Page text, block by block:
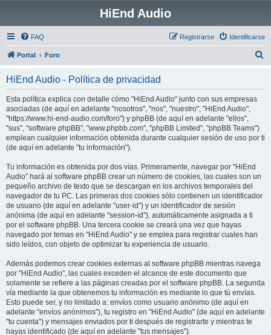
HiEnd Audio
FAQ Identificarse
Registrarse
Portal Foro
HiEnd Audio - Política de privacidad
Esta política explica con detalle cómo "HiEnd Audio" junto con sus empresas
asociadas (de aquí en adelante "nosotros", "nos", "nuestro", "HiEnd Audio",
"https://www.hi-end-audio.com/foro") y phpBB (de aquí en adelante "ellos",
"sus", "software phpBB", "www.phpbb.com", "phpBB Limited", "phpBB Teams")
emplean cualquier información obtenida durante cualquier sesión de uso por ti
(de aquí en adelante "tu información").
Tu información es obtenida por dos vías. Primeramente, navegar por "HiEnd
Audio" hará al software phpBB crear un número de cookies, las cuales son un
pequeño archivo de texto que se descargan en los archivos temporales del
navegador de tu PC. Las primeras dos cookies sólo contienen un identificador
de usuario (de aquí en adelante "user-id") y un identificador de sesión
anónima (de aquí en adelante "session-id"), automáticamente asignada a ti
por el software phpBB. Una tercera cookie se creará una vez que hayas
navegado por temas en "HiEnd Audio" y se emplea para registrar cuales han
sido leídos, con objeto de optimizar tu experiencia de usuario.
Además podemos crear cookies externas al software phpBB mientras navega
por "HiEnd Audio", las cuales exceden el alcance de este documento que
solamente se refiere a las páginas creadas por el software phpBB. La segunda
vía mediante la que obtenemos tu información es mediante lo que tú envías.
Esto puede ser, y no limitado a: envíos como usuario anónimo (de aquí en
adelante "envíos anónimos"), tu registro en "HiEnd Audio" (de aquí en adelante
"tu cuenta") y mensajes enviados por ti después de registrarte y mientras te
hayas identificado (de aquí en adelante "tus mensajes").